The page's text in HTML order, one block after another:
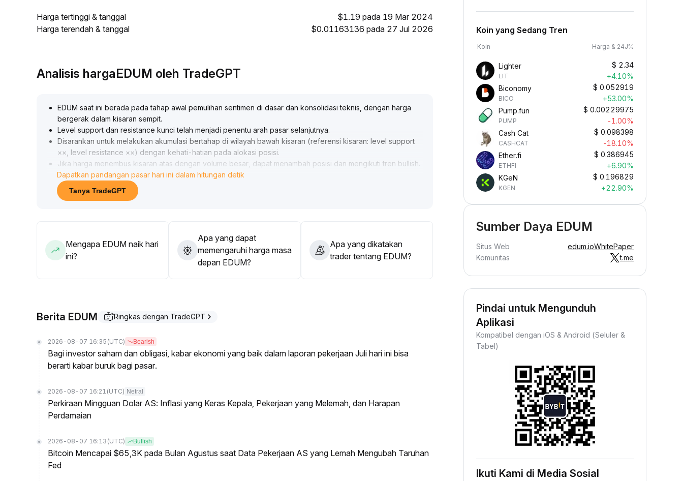
Harga tertinggi & tanggal
$1.19 pada 19 Mar 2024
Harga terendah & tanggal
$0.01163136 pada 27 Jul 2026
Analisis hargaEDUM oleh TradeGPT
EDUM saat ini berada pada tahap awal pemulihan sentimen di dasar dan konsolidasi teknis, dengan harga
bergerak dalam kisaran sempit.
Level support dan resistance kunci telah menjadi penentu arah pasar selanjutnya.
Disarankan untuk melakukan akumulasi bertahap di wilayah bawah kisaran (referensi kisaran: level support
××, level resistance ××) dengan kehati-hatian pada alokasi posisi.
Jika harga menembus kisaran atas dengan volume besar, dapat menambah posisi dan mengikuti tren bullish
Jika menembus support disertai memburuknya sentimen, sebaiknya segera cut loss
Perhatikan perubahan volume transaksi dan data on-chain sebagai verifikasi terhadap keberlanjutan dan
validitas pembalikan tren
Dapatkan pandangan pasar hari ini dalam hitungan detik
Tanya TradeGPT
Mengapa EDUM naik hari
ini?
Apa yang dapat
memengaruhi harga masa
depan EDUM?
Apa yang dikatakan
trader tentang EDUM?
Berita EDUM Ringkas dengan TradeGPT
2026-08-07 16:35 (UTC) Bearish
Bagi investor saham dan obligasi, kabar ekonomi yang baik dalam laporan pekerjaan Juli hari ini bisa
berarti kabar buruk bagi pasar.
2026-08-07 16:21 (UTC) Netral
Perkiraan Mingguan Dolar AS: Inflasi yang Keras Kepala, Pekerjaan yang Melemah, dan Harapan
Perdamaian
2026-08-07 16:13 (UTC) Bullish
Bitcoin Mencapai $65,3K pada Bulan Agustus saat Data Pekerjaan AS yang Lemah Mengubah Taruhan
Fed
Koin yang Sedang Tren
Koin Harga & 24J%
Lighter
LIT
$ 2.34
+4.10%
Biconomy
BICO
$ 0.052919
+53.00%
Pump.fun
PUMP
$ 0.00229975
-1.00%
Cash Cat
CASHCAT
$ 0.098398
-18.10%
Ether.fi
ETHFI
$ 0.386945
+6.90%
KGeN
KGEN
$ 0.196829
+22.90%
Sumber Daya EDUM
Situs Web edum.ioWhitePaper
Komunitas
t.me
Pindai untuk Mengunduh
Aplikasi
Kompatibel dengan iOS & Android (Seluler &
Tabel)
Ikuti Kami di Media Sosial